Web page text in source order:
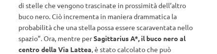
di stelle che vengono trascinate in prossimità dell’altro
buco nero. Ciò incrementa in maniera drammatica la
probabilità che una stella possa essere scaraventata nello
spazio”. Ora, mentre perSagittarius A*, il buco nero al
centro della Via Lattea, è stato calcolato che può